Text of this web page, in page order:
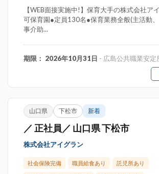
【WEB面接実施中!】保育大手の株式会社ア
可保育園●定員130名●保育業務全般(主活動
事介助...
期限： 2026年10月31日 - 広島公共職業安定
山口県 下松市 新着
／ 正社員／ 山口県 下松市
株式会社アイグラン
社会保険完備 職員給食あり 託児所あり